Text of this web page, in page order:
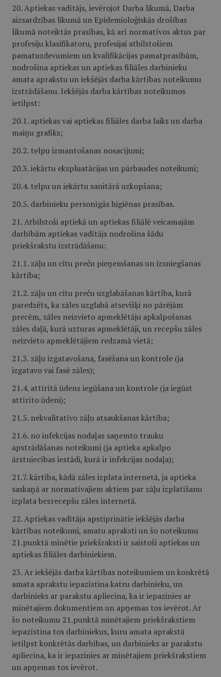
20. Aptiekas vadītājs, ievērojot Darba likumā, Darba
aizsardzības likumā un Epidemioloģiskās drošības
likumā noteiktās prasības, kā arī normatīvos aktus par
profesiju klasifikatoru, profesijai atbilstošiem
pamatuzdevumiem un kvalifikācijas pamatprasībām,
nodrošina aptiekas un aptiekas filiāles darbinieku
amata aprakstu un iekšējās darba kārtības noteikumu
izstrādāšanu. Iekšējās darba kārtības noteikumos
ietilpst:
20.1. aptiekas vai aptiekas filiāles darba laiks un darba
maiņu grafiks;
20.2. telpu izmantošanas nosacījumi;
20.3. iekārtu ekspluatācijas un pārbaudes noteikumi;
20.4. telpu un iekārtu sanitārā uzkopšana;
20.5. darbinieku personīgās higiēnas prasības.
21. Atbilstoši aptiekā un aptiekas filiālē veicamajām
darbībām aptiekas vadītājs nodrošina šādu
priekšrakstu izstrādāšanu:
21.1. zāļu un citu preču pieņemšanas un izsniegšanas
kārtība;
21.2. zāļu un citu preču uzglabāšanas kārtība, kurā
paredzēts, ka zāles uzglabā atsevišķi no pārējām
precēm, zāles neizvieto apmeklētāju apkalpošanas
zāles daļā, kurā uzturas apmeklētāji, un recepšu zāles
neizvieto apmeklētājiem redzamā vietā;
21.3. zāļu izgatavošana, fasēšana un kontrole (ja
izgatavo vai fasē zāles);
21.4. attīrītā ūdens iegūšana un kontrole (ja iegūst
attīrīto ūdeni);
21.5. nekvalitatīvo zāļu atsaukšanas kārtība;
21.6. no infekcijas nodaļas saņemto trauku
apstrādāšanas noteikumi (ja aptieka apkalpo
ārstniecības iestādi, kurā ir infekcijas nodaļa);
21.7. kārtība, kādā zāles izplata internetā, ja aptieka
saskaņā ar normatīvajiem aktiem par zāļu izplatīšanu
izplata bezrecepšu zāles internetā.
22. Aptiekas vadītāja apstiprinātie iekšējās darba
kārtības noteikumi, amatu apraksti un šo noteikumu
21.punktā minētie priekšraksti ir saistoši aptiekas un
aptiekas filiāles darbiniekiem.
23. Ar iekšējās darba kārtības noteikumiem un konkrētā
amata aprakstu iepazīstina katru darbinieku, un
darbinieks ar parakstu apliecina, ka ir iepazinies ar
minētajiem dokumentiem un apņemas tos ievērot. Ar
šo noteikumu 21.punktā minētajiem priekšrakstiem
iepazīstina tos darbiniekus, kuru amata aprakstā
ietilpst konkrētās darbības, un darbinieks ar parakstu
apliecina, ka ir iepazinies ar minētajiem priekšrakstiem
un apņemas tos ievērot.